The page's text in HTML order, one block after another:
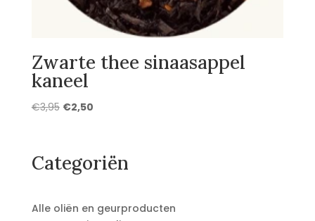
Zwarte thee sinaasappel
kaneel
€3,95 Oorspronkelijke
€2,50Huidige
€2,50.
Categoriën
Alle oliën en geurproducten